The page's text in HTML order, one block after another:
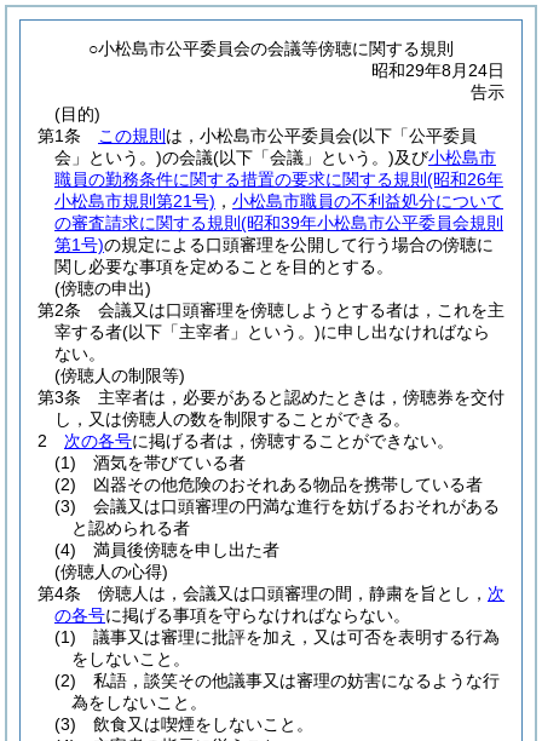
○小松島市公平委員会の会議等傍聴に関する規則
昭和29年8月24日
告示
(目的)
第1条
この規則 は，小松島市公平委員会(以下「公平委員
会」という。)の会議(以下「会議」という。)及び小松島市
職員の勤務条件に関する措置の要求に関する規則 (昭和26年
小松島市規則第21号) ， 小松島市職員の不利益処分について
の審査請求に関する規則 (昭和39年小松島市公平委員会規則
第1号)の規定による口頭審理を公開して行う場合の傍聴に
関し必要な事項を定めることを目的とする。
(傍聴の申出)
第2条
会議又は口頭審理を傍聴しようとする者は，これを主
宰する者(以下「主宰者」という。)に申し出なければなら
ない。
(傍聴人の制限等)
第3条
主宰者は，必要があると認めたときは，傍聴券を交付
し，又は傍聴人の数を制限することができる。
2
次の各号に掲げる者は，傍聴することができない。
(1)
酒気を帯びている者
(2)
凶器その他危険のおそれある物品を携帯している者
(3)
会議又は口頭審理の円満な進行を妨げるおそれがある
と認められる者
(4)
満員後傍聴を申し出た者
(傍聴人の心得)
第4条
傍聴人は，会議又は口頭審理の間，静粛を旨とし， 次
の各号に掲げる事項を守らなければならない。
(1)
議事又は審理に批評を加え，又は可否を表明する行為
をしないこと。
(2)
私語，談笑その他議事又は審理の妨害になるような行
為をしないこと。
(3)
飲食又は喫煙をしないこと。